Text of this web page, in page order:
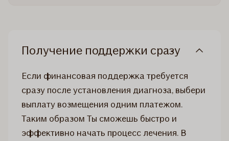
Получение поддержки сразу
Если финансовая поддержка требуется
сразу после установления диагноза, выбери
выплату возмещения одним платежом.
Таким образом Ты сможешь быстро и
эффективно начать процесс лечения. В